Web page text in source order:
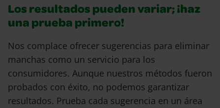
Los resultados pueden variar; ¡haz
una prueba primero!
Nos complace ofrecer sugerencias para eliminar
manchas como un servicio para los
consumidores. Aunque nuestros métodos fueron
probados con éxito, no podemos garantizar
resultados. Prueba cada sugerencia en un área